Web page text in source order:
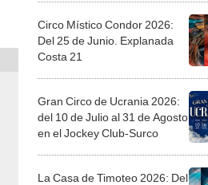
Circo Místico Condor 2026:
Del 25 de Junio. Explanada
Costa 21
Gran Circo de Ucrania 2026:
del 10 de Julio al 31 de Agosto
en el Jockey Club-Surco
La Casa de Timoteo 2026: Del